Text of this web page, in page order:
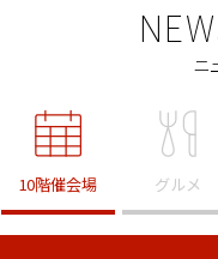
ニ
10階催会場 グルメ